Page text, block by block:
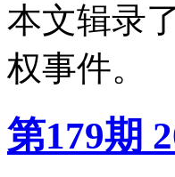
本文辑录
权事件。
第179期